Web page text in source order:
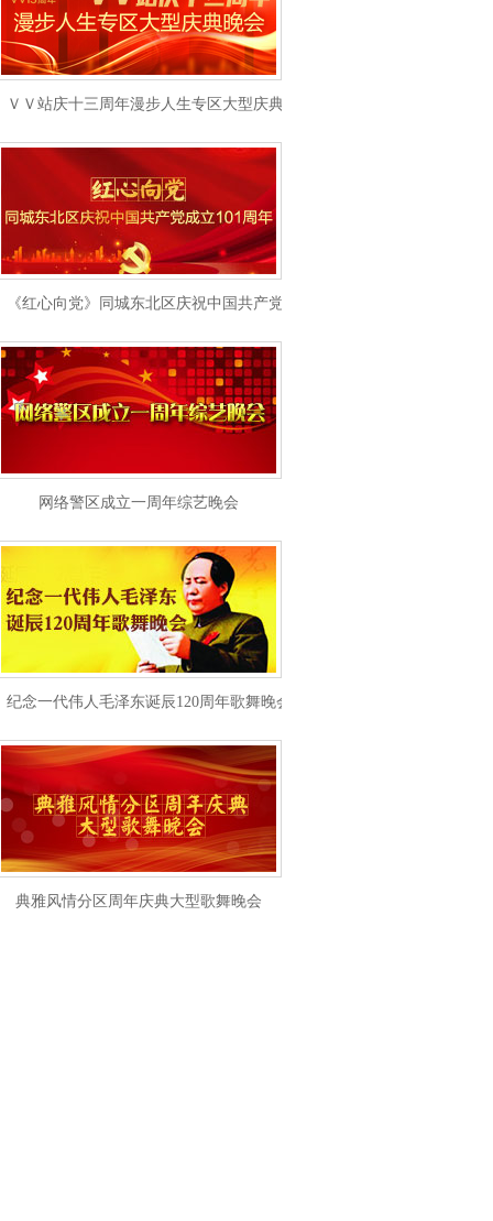
ＶＶ站庆十三周年漫步人生专区大型庆典晚会
《红心向党》同城东北区庆祝中国共产党成立101周年
网络警区成立一周年综艺晚会
纪念一代伟人毛泽东诞辰120周年歌舞晚会
典雅风情分区周年庆典大型歌舞晚会